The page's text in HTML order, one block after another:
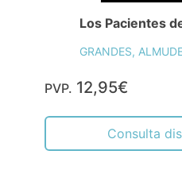
Los Pacientes
GRANDES,
PVP. 12,95€
Consulta